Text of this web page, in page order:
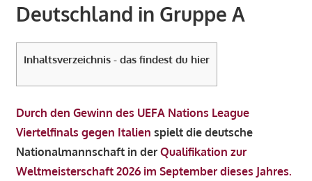
Deutschland in Gruppe A
Inhaltsverzeichnis - das findest du hier
Durch den Gewinn des UEFA Nations League
Viertelfinals gegen Italien spielt die deutsche
Nationalmannschaft in der Qualifikation zur
Weltmeisterschaft 2026 im September dieses Jahres.